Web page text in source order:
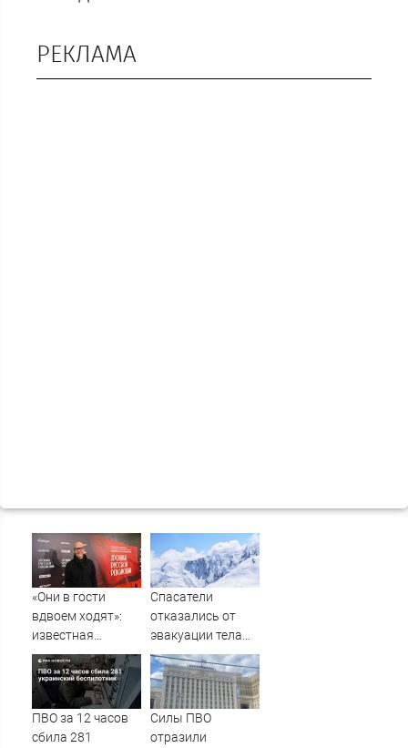
РЕКЛАМА
«Они в гости
вдвоем ходят»:
известная
журналистка
подтвердила
роман
Бондарчука и
Исаковой
Спасатели
отказались от
эвакуации тела
Натальи
Наговицыной с
семитысячника
ПВО за 12 часов
сбила 281
Силы ПВО
отразили